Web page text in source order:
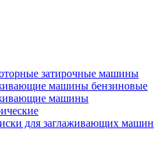
затирочные машины
машины бензиновые
машины
для заглаживающих машин